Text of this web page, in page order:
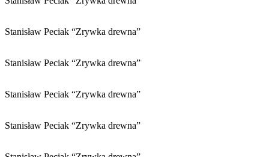
Stanisław Peciak “Zrywka drewna”
Stanisław Peciak “Zrywka drewna”
Stanisław Peciak “Zrywka drewna”
Stanisław Peciak “Zrywka drewna”